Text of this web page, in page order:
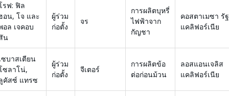
รฟ: ฟิล
อน, โจ และ
อล เจคอบ
น
ผู้ร่วม
ก่อตั้ง
จร
การผลิตบุหรี่
ไฟฟ้าจาก
กัญชา
คอสตาเมซา รัฐ
แคลิฟอร์เนีย
ซบาสเตียน
ซลาโน่,
คัสซ์ แทรซ
ผู้ร่วม
ก่อตั้ง
จีเตอร์
การผลิตข้อ
ต่อก่อนม้วน
ลอสแอนเจลิส
แคลิฟอร์เนีย